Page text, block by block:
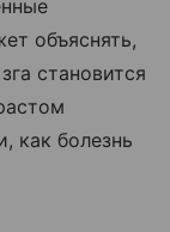
объяснять,
становится
как болезнь